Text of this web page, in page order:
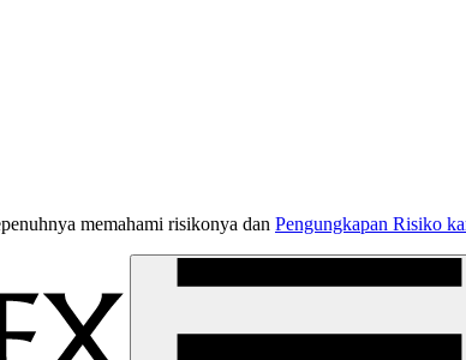
memahami risikonya dan Pengungkapan Risiko